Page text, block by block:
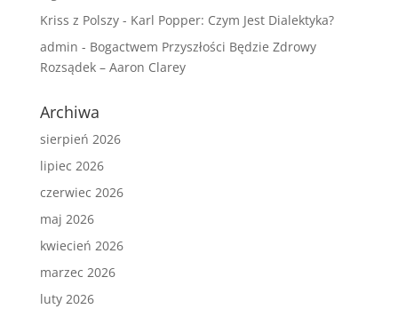
Kriss z Polszy- Karl Popper: Czym Jest Dialektyka?
admin - Bogactwem Przyszłości Będzie Zdrowy
Rozsądek – Aaron Clarey
Archiwa
sierpień 2026
lipiec 2026
czerwiec 2026
maj 2026
kwiecień 2026
marzec 2026
luty 2026